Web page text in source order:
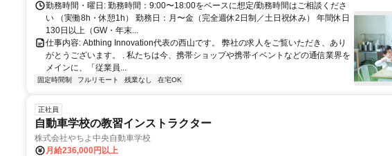
勤務時間・曜日: 勤務時間：9:00〜18:00をベースに想定/勤務時間はご相談くださ
い （実働8h・休憩1h） 勤務日：月〜金（完全週休2日制／土日祝休み） 年間休日
130日以上（GW・年末...
仕事内容: Abthing Innovation代表の西山です。 弊社の求人をご覧いただき、あり
がとうございます。 . 私たちは今、携帯ショップや携帯イベントなどの通信業界を
メインに、「従業員...
固定時間制 フルリモート 残業なし 在宅OK
正社員
自動車学校の教習インストラクター
株式会社やちよ中央自動車学校
月給236,000円以上